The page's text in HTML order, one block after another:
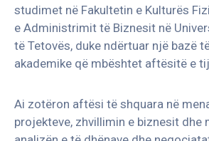
studimet në Fakultetin e Kulturës
e Administrimit të Biznesit në
të Tetovës, duke ndërtuar një bazë
akademike që mbështet aftësitë e
Ai zotëron aftësi të shquara në
projekteve, zhvillimin e biznesit dhe